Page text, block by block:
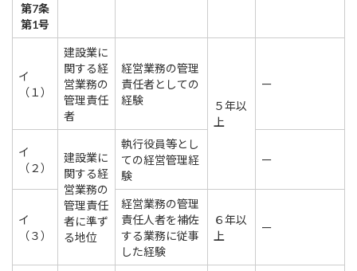
第7条
第1号
イ
（１）
建設業に
関する経
営業務の
管理責任
者
経営業務の管理
責任者としての
経験
５年以
上
ー
イ
（２）
建設業に
関する経
営業務の
管理責任
者に準ず
る地位
執行役員等とし
ての経営管理経
験
ー
イ
（３）
経営業務の管理
責任人者を補佐
する業務に従事
した経験
６年以
上
ー